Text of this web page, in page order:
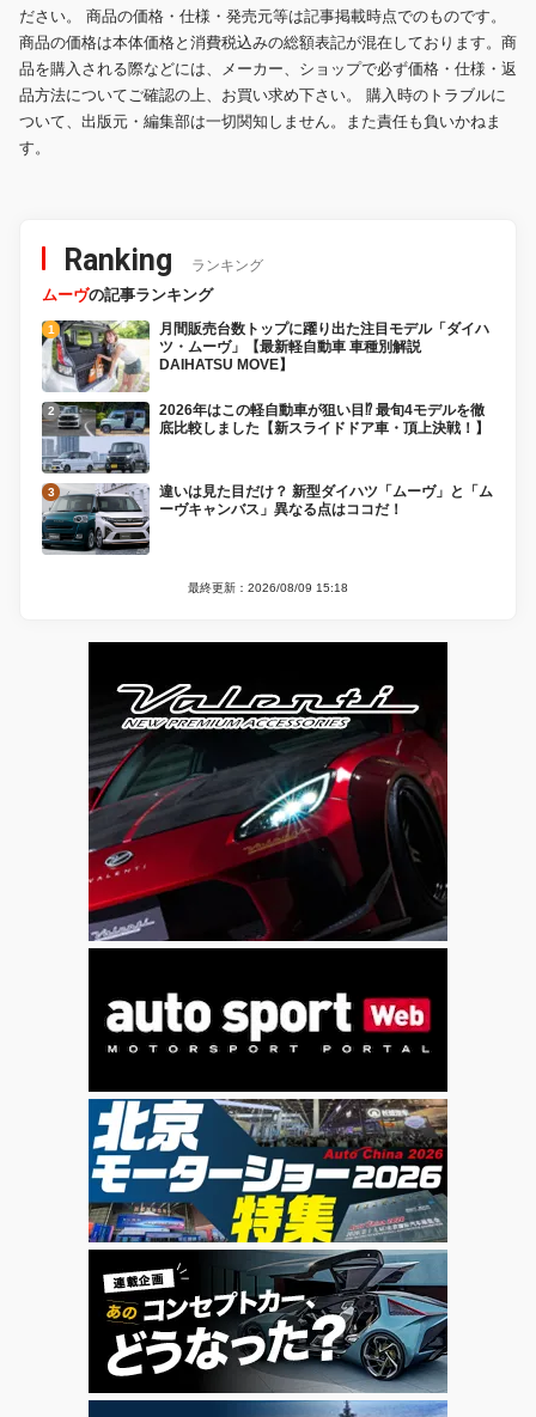
ださい。 商品の価格・仕様・発売元等は記事掲載時点でのものです。
商品の価格は本体価格と消費税込みの総額表記が混在しております。商
品を購入される際などには、メーカー、ショップで必ず価格・仕様・返
品方法についてご確認の上、お買い求め下さい。 購入時のトラブルに
ついて、出版元・編集部は一切関知しません。また責任も負いかねま
す。
Ranking ランキング
ムーヴの記事ランキング
月間販売台数トップに躍り出た注目モデル「ダイハ
ツ・ムーヴ」【最新軽自動車 車種別解説
DAIHATSU MOVE】
2026年はこの軽自動車が狙い目⁉︎ 最旬4モデルを徹
底比較しました【新スライドドア車・頂上決戦！】
違いは見た目だけ？ 新型ダイハツ「ムーヴ」と「ム
ーヴキャンバス」異なる点はココだ！
最終更新：2026/08/09 15:18